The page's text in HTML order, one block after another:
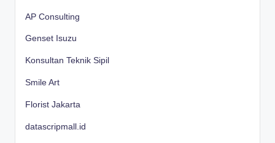
AP Consulting
Genset Isuzu
Konsultan Teknik Sipil
Smile Art
Florist Jakarta
datascripmall.id